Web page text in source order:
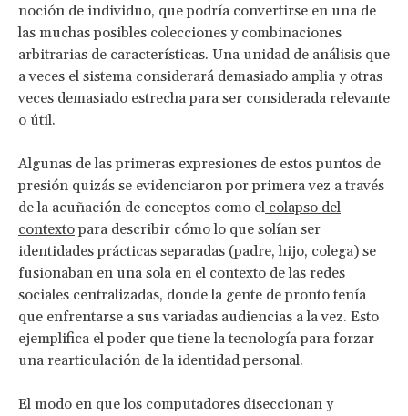
noción de individuo, que podría convertirse en una de
las muchas posibles colecciones y combinaciones
arbitrarias de características. Una unidad de análisis que
a veces el sistema considerará demasiado amplia y otras
veces demasiado estrecha para ser considerada relevante
o útil.
Algunas de las primeras expresiones de estos puntos de
presión quizás se evidenciaron por primera vez a través
de la acuñación de conceptos como el colapso del
contextopara describir cómo lo que solían ser
identidades prácticas separadas (padre, hijo, colega) se
fusionaban en una sola en el contexto de las redes
sociales centralizadas, donde la gente de pronto tenía
que enfrentarse a sus variadas audiencias a la vez. Esto
ejemplifica el poder que tiene la tecnología para forzar
una rearticulación de la identidad personal.
El modo en que los computadores diseccionan y